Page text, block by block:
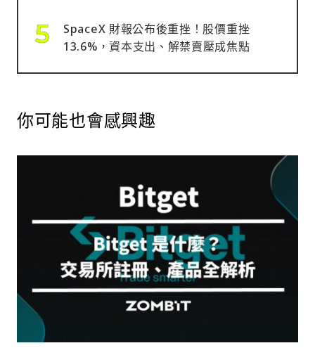
SpaceX 財報公布後重挫！股價重挫
13.6%，資本支出、解禁賣壓成焦點
你可能也會感興趣